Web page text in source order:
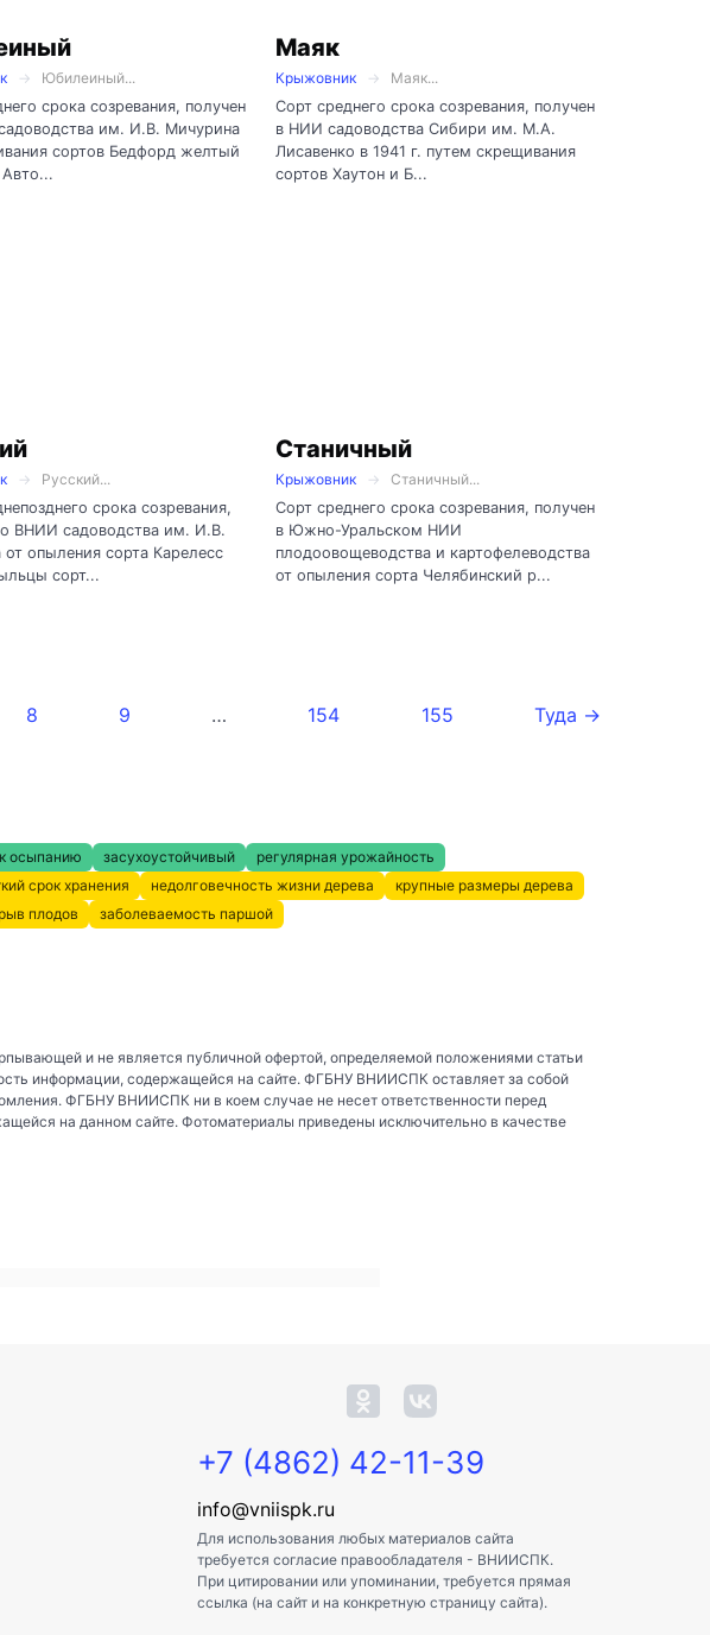
Юбилеиный...
срока созревания, получен
им. И.В. Мичурина
сортов Бедфорд желтый
Маяк
Крыжовник
Маяк...
Сорт среднего срока созревания, получен
в НИИ садоводства Сибири им. М.А.
Лисавенко в 1941 г. путем скрещивания
сортов Хаутон и Б...
Русский...
срока созревания,
ВНИИ садоводства им. И.В.
опыления сорта Карелесс
сорт...
Станичный
Крыжовник
Станичный...
Сорт среднего срока созревания, получен
в Южно-Уральском НИИ
плодоовощеводства и картофелеводства
от опыления сорта Челябинский р...
8 9 … 154 155 Туда →
осыпанию засухоустойчивый
регулярная урожайность
срок хранения недолговечность жизни дерева
крупные размеры дерева
плодов заболеваемость паршой
и не является публичной офертой, определяемой положениями статьи
информации, содержащейся на сайте. ФГБНУ ВНИИСПК оставляет за собой
ФГБНУ ВНИИСПК ни в коем случае не несет ответственности перед
на данном сайте. Фотоматериалы приведены исключительно в качестве
+7 (4862) 42-11-39
info@vniispk.ru
Для использования любых материалов сайта
требуется согласие правообладателя - ВНИИСПК.
При цитировании или упоминании, требуется прямая
ссылка (на сайт и на конкретную страницу сайта).